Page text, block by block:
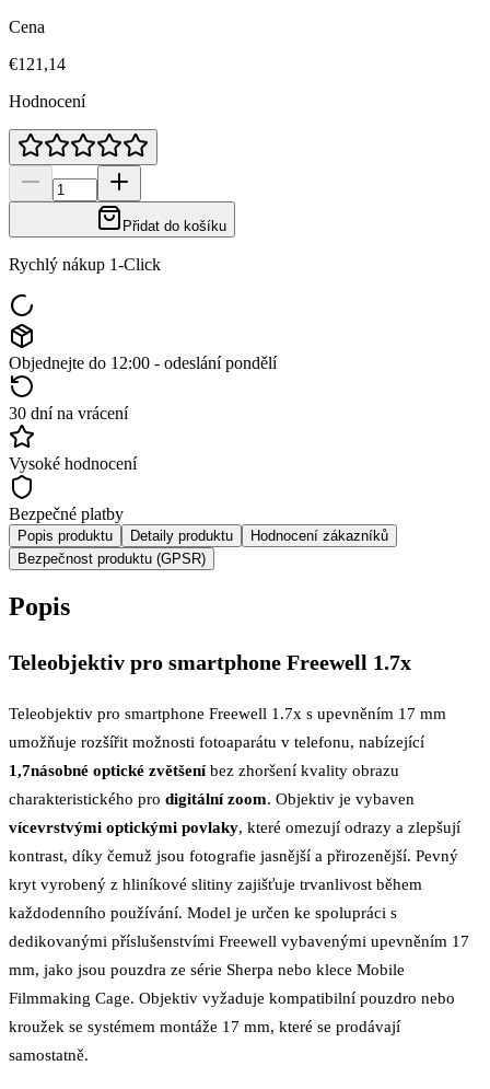
Cena
€121,14
Hodnocení
Přidat do košíku
Rychlý nákup 1-Click
Objednejte do 12:00 - odeslání pondělí
30 dní na vrácení
Vysoké hodnocení
Bezpečné platby
Popis produktu Detaily produktu
Hodnocení zákazníků
Bezpečnost produktu (GPSR)
Popis
Teleobjektiv pro smartphone Freewell 1.7x
Teleobjektiv pro smartphone Freewell 1.7x s upevněním 17 mm
umožňuje rozšířit možnosti fotoaparátu v telefonu, nabízející
1,7násobné optické zvětšeníbez zhoršení kvality obrazu
charakteristického pro digitální zoom. Objektiv je vybaven
vícevrstvými optickými povlaky, které omezují odrazy a zlepšují
kontrast, díky čemuž jsou fotografie jasnější a přirozenější. Pevný
kryt vyrobený z hliníkové slitiny zajišťuje trvanlivost během
každodenního používání. Model je určen ke spolupráci s
dedikovanými příslušenstvími Freewell vybavenými upevněním 17
mm, jako jsou pouzdra ze série Sherpa nebo klece Mobile
Filmmaking Cage. Objektiv vyžaduje kompatibilní pouzdro nebo
kroužek se systémem montáže 17 mm, které se prodávají
samostatně.